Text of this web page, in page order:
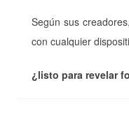
Según sus creadores,
con cualquier
¿listo para revelar